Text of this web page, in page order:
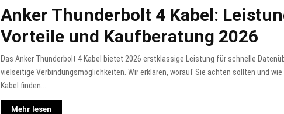
Anker Thunderbolt 4 Kabel:
Vorteile und Kaufberatung 2026
Das Anker Thunderbolt 4 Kabel bietet 2026 erstklassige Leistung für schnelle
vielseitige Verbindungsmöglichkeiten. Wir erklären, worauf Sie achten sollten und
Kabel finden....
Mehr lesen